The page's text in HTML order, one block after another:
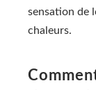
sensation de
chaleurs.